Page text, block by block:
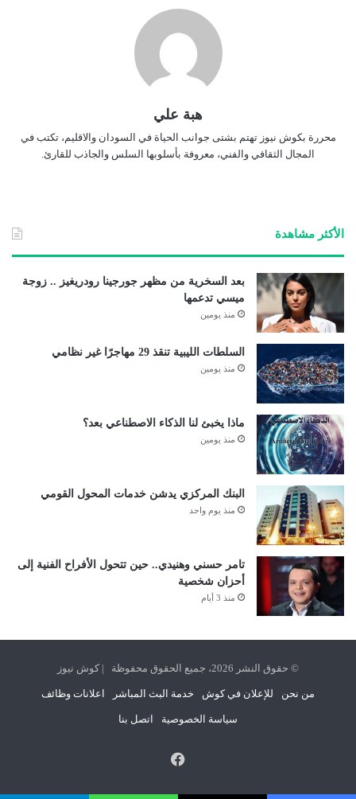
هبة علي
محررة بكوش نيوز تهتم بشتى جوانب الحياة في السودان والاقليم، تكتب في
المجال الثقافي والفني، معروفة بأسلوبها السلس والجاذب للقارئ.
الأكثر مشاهدة
بعد السخرية من مظهر جورجينا رودريغيز .. زوجة
ميسي تدعمها
منذ يومين
السلطات الليبية تنقذ 29 مهاجرًا غير نظامي
منذ يومين
ماذا يخبئ لنا الذكاء الاصطناعي بعد؟
منذ يومين
البنك المركزي يدشن خدمات المحول القومي
منذ يوم واحد
تامر حسني وهنيدي.. حين تتحول الأفراح الفنية إلى
أحزان شخصية
منذ 3 أيام
© حقوق النشر 2026، جميع الحقوق محفوظة | كوش نيوز
من نحن للإعلان في كوش خدمة البث المباشر اعلانات وظائف
سياسة الخصوصية اتصل بنا